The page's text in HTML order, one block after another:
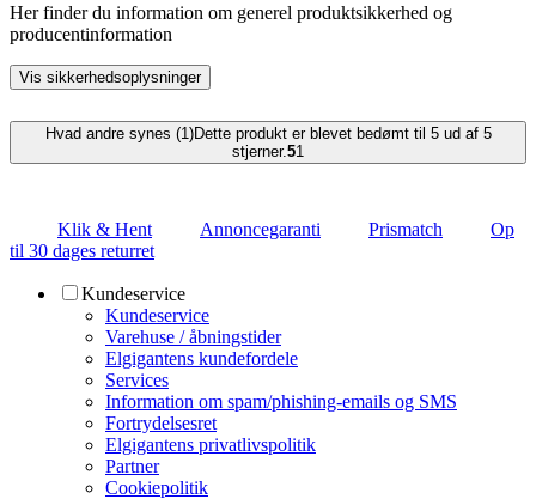
Her finder du information om generel produktsikkerhed og
producentinformation
Vis sikkerhedsoplysninger
Hvad andre synes (1)Dette produkt er blevet bedømt til 5 ud af 5
stjerner.51
Klik & Hent Annoncegaranti Prismatch
Op
til 30 dages returret
Kundeservice
Kundeservice
Varehuse / åbningstider
Elgigantens kundefordele
Services
Information om spam/phishing-emails og SMS
Fortrydelsesret
Elgigantens privatlivspolitik
Partner
Cookiepolitik